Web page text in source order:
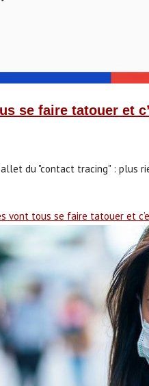
se faire tatouer et
du "contact tracing" : plus
vont tous se faire tatouer et